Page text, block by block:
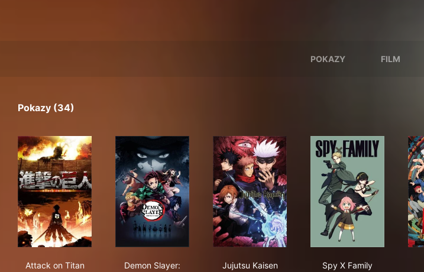
POKAZY FILM
Pokazy (34)
Attack on Titan
Demon Slayer:
Jujutsu Kaisen
Spy X Family